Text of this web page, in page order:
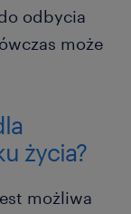
odbycia
może
życia?
możliwa